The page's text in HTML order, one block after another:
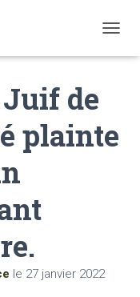
O
N
A
Juif de
plainte
le 27 janvier 2022